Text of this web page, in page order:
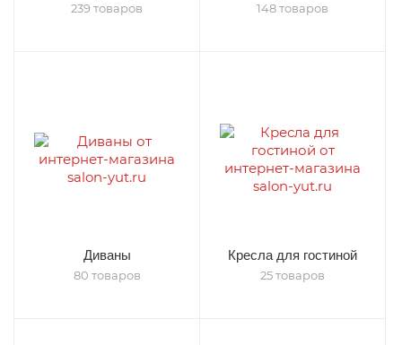
239 товаров 148 товаров
Диваны
80 товаров
Кресла для гостиной
25 товаров